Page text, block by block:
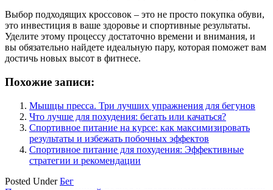
Выбор подходящих кроссовок – это не просто покупка обуви,
это инвестиция в ваше здоровье и спортивные результаты.
Уделите этому процессу достаточно времени и внимания, и
вы обязательно найдете идеальную пару, которая поможет вам
достичь новых высот в фитнесе.
Похожие записи:
Мышцы пресса. Три лучших упражнения для бегунов
Что лучше для похудения: бегать или качаться?
Спортивное питание на курсе: как максимизировать
результаты и избежать побочных эффектов
Спортивное питание для похудения: Эффективные
стратегии и рекомендации
Posted UnderБег